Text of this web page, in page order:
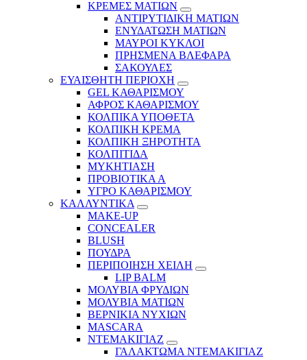
ΚΡΕΜΕΣ ΜΑΤΙΩΝ
ΑΝΤΙΡΥΤΙΔΙΚΗ ΜΑΤΙΩΝ
ΕΝΥΔΑΤΩΣΗ ΜΑΤΙΩΝ
ΜΑΥΡΟΙ ΚΥΚΛΟΙ
ΠΡΗΣΜΕΝΑ ΒΛΕΦΑΡΑ
ΣΑΚΟΥΛΕΣ
ΕΥΑΙΣΘΗΤΗ ΠΕΡΙΟΧΗ
GEL ΚΑΘΑΡΙΣΜΟΥ
ΑΦΡΟΣ ΚΑΘΑΡΙΣΜΟΥ
ΚΟΛΠΙΚΑ ΥΠΟΘΕΤΑ
ΚΟΛΠΙΚΗ ΚΡΕΜΑ
ΚΟΛΠΙΚΗ ΞΗΡΟΤΗΤΑ
ΚΟΛΠΙΤΙΔΑ
ΜΥΚΗΤΙΑΣΗ
ΠΡΟΒΙΟΤΙΚΑ Α
ΥΓΡΟ ΚΑΘΑΡΙΣΜΟΥ
ΚΑΛΛΥΝΤΙΚΑ
MAKE-UP
CONCEALER
BLUSH
ΠΟΥΔΡΑ
ΠΕΡΙΠΟΙΗΣΗ ΧΕΙΛΗ
LIP BALM
ΜΟΛΥΒΙΑ ΦΡΥΔΙΩΝ
ΜΟΛΥΒΙΑ ΜΑΤΙΩΝ
ΒΕΡΝΙΚΙΑ ΝΥΧΙΩΝ
MASCARA
ΝΤΕΜΑΚΙΓΙΑΖ
ΓΑΛΑΚΤΩΜΑ ΝΤΕΜΑΚΙΓΙΑΖ